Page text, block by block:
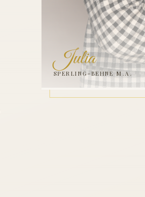
Julia
SPERLING-BEHNE M.A.